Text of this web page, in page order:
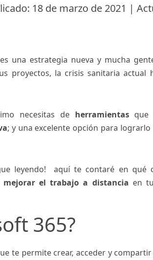
18 de marzo de 2021 |
una estrategia nueva y mucha
proyectos, la crisis sanitaria actual
necesitas de herramientasque
; y una excelente opción para lograrlo
leyendo! aquí te contaré en qué
mejorar el trabajo a distancia en tu
365?
te permite crear, acceder y